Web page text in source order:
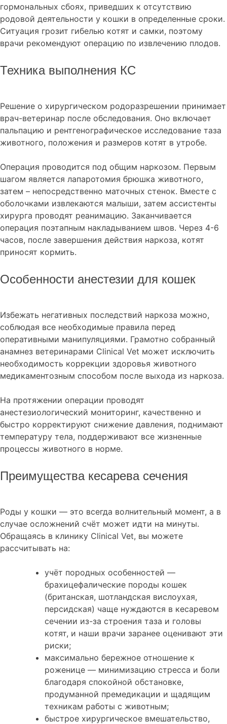
гормональных сбоях, приведших к отсутствию
родовой деятельности у кошки в определенные сроки.
Ситуация грозит гибелью котят и самки, поэтому
врачи рекомендуют операцию по извлечению плодов.
Техника выполнения КС
Решение о хирургическом родоразрешении принимает
врач-ветеринар после обследования. Оно включает
пальпацию и рентгенографическое исследование таза
животного, положения и размеров котят в утробе.
Операция проводится под общим наркозом. Первым
шагом является лапаротомия брюшка животного,
затем – непосредственно маточных стенок. Вместе с
оболочками извлекаются малыши, затем ассистенты
хирурга проводят реанимацию. Заканчивается
операция поэтапным накладыванием швов. Через 4-6
часов, после завершения действия наркоза, котят
приносят кормить.
Особенности анестезии для кошек
Избежать негативных последствий наркоза можно,
соблюдая все необходимые правила перед
оперативными манипуляциями. Грамотно собранный
анамнез ветеринарами Clinical Vet может исключить
необходимость коррекции здоровья животного
медикаментозным способом после выхода из наркоза.
На протяжении операции проводят
анестезиологический мониторинг, качественно и
быстро корректируют снижение давления, поднимают
температуру тела, поддерживают все жизненные
процессы животного в норме.
Преимущества кесарева сечения
Роды у кошки — это всегда волнительный момент, а в
случае осложнений счёт может идти на минуты.
Обращаясь в клинику Clinical Vet, вы можете
рассчитывать на:
учёт породных особенностей —
брахицефалические породы кошек
(британская, шотландская вислоухая,
персидская) чаще нуждаются в кесаревом
сечении из-за строения таза и головы
котят, и наши врачи заранее оценивают эти
риски;
максимально бережное отношение к
роженице — минимизацию стресса и боли
благодаря спокойной обстановке,
продуманной премедикации и щадящим
техникам работы с животным;
быстрое хирургическое вмешательство,